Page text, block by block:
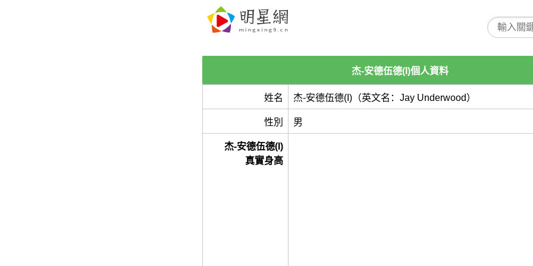
杰-安德伍德(I)個人資料
姓名 杰-安德伍德(I)（英文名：Jay Underwood）
性別 男
杰-安德伍德(I)
真實身高